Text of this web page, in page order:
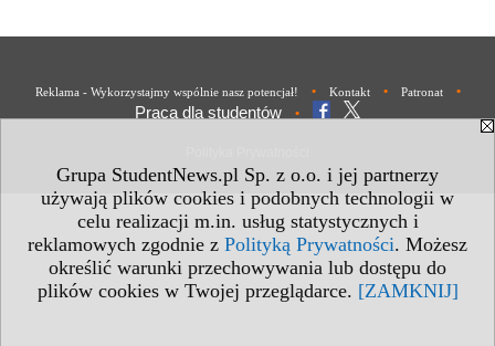
Grupa StudentNews.pl Sp. z o.o. i jej partnerzy
używają plików cookies i podobnych technologii w
celu realizacji m.in. usług statystycznych i
reklamowych zgodnie z Polityką Prywatności. Możesz
określić warunki przechowywania lub dostępu do
plików cookies w Twojej przeglądarce. [ZAMKNIJ]
Reklama - Wykorzystajmy wspólnie nasz potencjał! • Kontakt • Patronat •
Praca dla studentów •